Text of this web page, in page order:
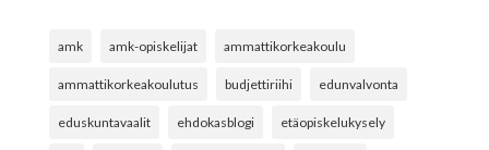
amk amk-opiskelijat ammattikorkeakoulu
ammattikorkeakoulutus budjettiriihi edunvalvonta
eduskuntavaalit ehdokasblogi etäopiskelukysely